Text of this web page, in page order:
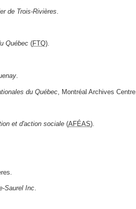
de Trois-Rivières
Québec (FTQ).
du Québec , Montréal Archives Centre.
et d'action sociale (AFÉAS).
Saurel Inc.